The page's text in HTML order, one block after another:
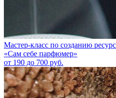
Мастер-класс по созданию
«Сам себе парфюмер»
от 190 до 700 руб.